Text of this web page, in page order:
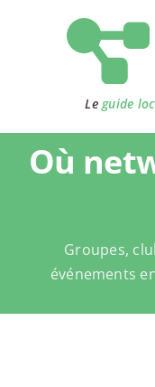
Le guide
Où
Groupes,
événements